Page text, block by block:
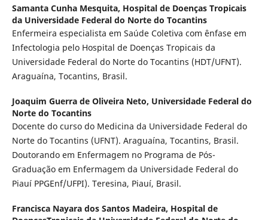
Samanta Cunha Mesquita, Hospital de Doenças Tropicais
da Universidade Federal do Norte do Tocantins
Enfermeira especialista em Saúde Coletiva com ênfase em
Infectologia pelo Hospital de Doenças Tropicais da
Universidade Federal do Norte do Tocantins (HDT/UFNT).
Araguaína, Tocantins, Brasil.
Joaquim Guerra de Oliveira Neto, Universidade Federal do
Norte do Tocantins
Docente do curso do Medicina da Universidade Federal do
Norte do Tocantins (UFNT). Araguaína, Tocantins, Brasil.
Doutorando em Enfermagem no Programa de Pós-
Graduação em Enfermagem da Universidade Federal do
Piauí PPGEnf/UFPI). Teresina, Piauí, Brasil.
Francisca Nayara dos Santos Madeira, Hospital de